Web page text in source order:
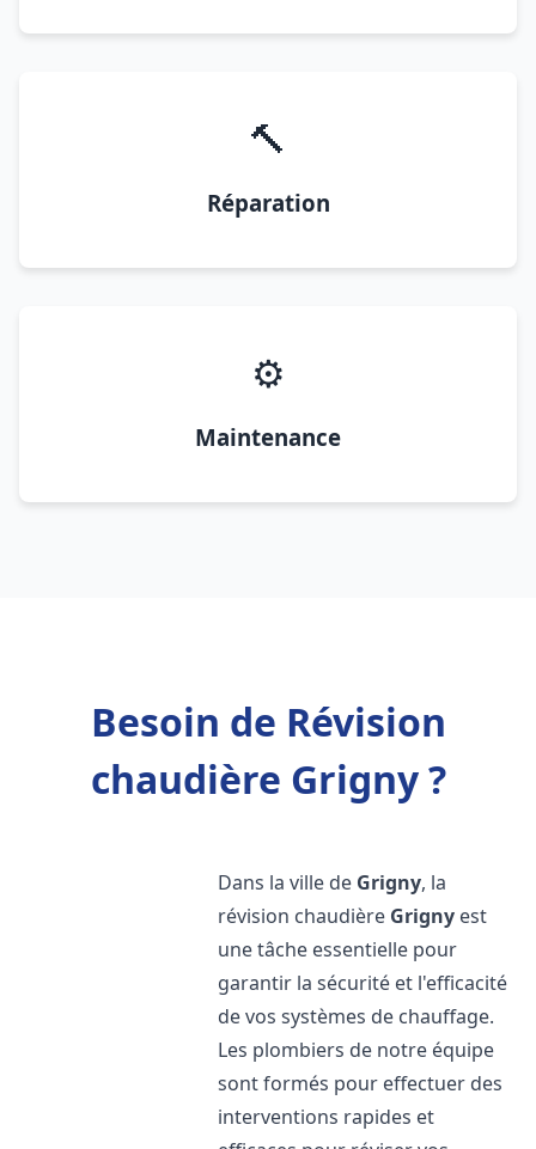
🔨
Réparation
⚙️
Maintenance
Besoin de Révision
chaudière Grigny ?
Dans la ville de Grigny, la
révision chaudière Grigny est
une tâche essentielle pour
garantir la sécurité et l'efficacité
de vos systèmes de chauffage.
Les plombiers de notre équipe
sont formés pour effectuer des
interventions rapides et